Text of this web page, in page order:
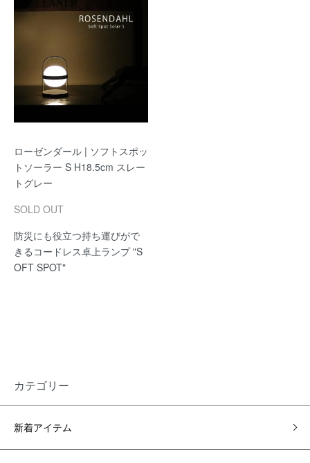
ローゼンダール | ソフトスポッ
トソーラー S H18.5cm スレー
トグレー
SOLD OUT
防災にも役立つ持ち運びがで
きるコードレス卓上ランプ "S
OFT SPOT"
カテゴリー
新着アイテム